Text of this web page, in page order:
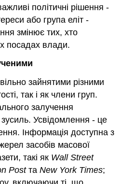
політичні рішення -
або група еліт -
змінює тих, хто
посадах влади.
зайнятими різними
так і як члени груп.
залучення
Усвідомлення - це
Інформація доступна з
засобів масової
такі як Wall Street
PostтаNew York Times;